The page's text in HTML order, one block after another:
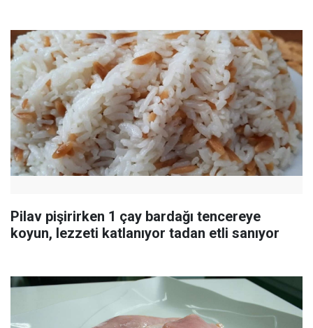
Pilav pişirirken 1 çay bardağı tencereye
koyun, lezzeti katlanıyor tadan etli sanıyor